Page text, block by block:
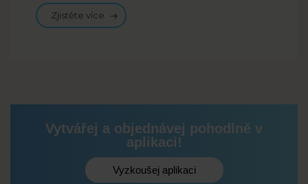
Zjistěte více
Vytvářej a objednávej pohodlně v
aplikaci!
Vyzkoušej aplikaci